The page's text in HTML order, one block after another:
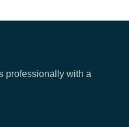
professionally with a